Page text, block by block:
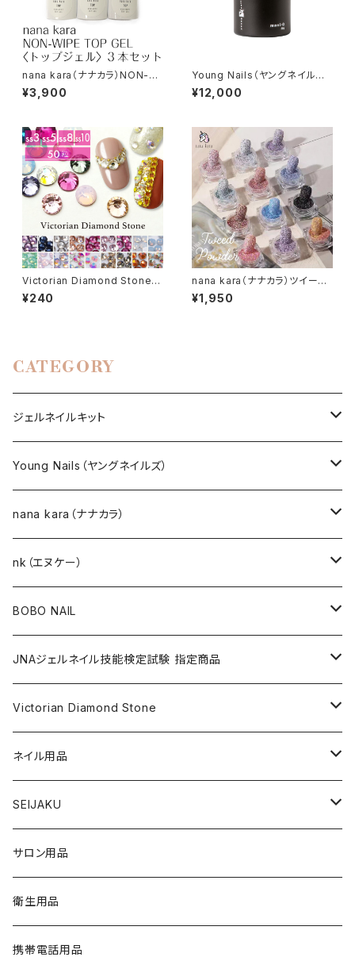
nana kara（ナナカラ）NON-WI
PE TOP GEL〈トップジェル〉3
本セット
¥3,900
Young Nails（ヤングネイルズ）
ManiQ Soft Nail Gel（マニキ
ュー）30g
¥12,000
Victorian Diamond Stone
（ヴィクトリアン ダイアモンド ス
トーン）50粒入り （カラー：019
¥240
nana kara（ナナカラ）ツイード
パウダー（選べる3個セット）
¥1,950
CATEGORY
ジェルネイルキット
選べるジェルネイルキット
ネイルアート作成キット
Young Nails（ヤングネイルズ）
BEST SELLERS（ベストセラー）
KITS（キット）
ACRYLIC（アクリル）
ACRYLIC POWDER（アクリルパウダー）
NAIL LIQUID（ネイルリキッド）
DIP & COLOR ACRYLIC POWDERS
DIP AND COLOR ACRYLIC POWDERS
KITS（キット）
GEL（ジェル）
SYNERGY GEL（シナジージェル）
PRECISION GEL APPLICATORS
ACCESSORIES（アクセサリー）
E-FILE & BITS（電子ファイルとビット）
DUST COLLECTOR（集塵機）
NAIL POLISH（ネイルポリッシュ）
YN NAIL POLISH（ネイルポリッシュ）
YN CONVERSIONS（別のヤングネイルズ）
NAIL ART（ネイルアート）
YN ART GLITTERS（アートグリッター）
YN ART MYLARS（アートマイラー）
PREPS & TREATMENTS
BRUSH CAP（ブラシキャップ）
nana kara（ナナカラ）
GEL NAIL
nana kara [3g] （ナナカラ）
nana kara petit [1g] （ナナカラ プチ）
フィルインジェル
クリアジェル
NAIL ART
ネイルパーツ
ネイルストーンパーツ
NAIL TIPS
NAIL TOOL
ブラシ
ネイルファイル
NAIL PREPS
LED/UVライト
nk（エヌケー）
GEL NAIL
3Dジェル
ベースジェル
NAIL ART
ネイルパーツ
パウダー
NAIL TOOL
フットファイル
NAIL PREPS
BOBO NAIL
セット
単品
JNAジェルネイル技能検定試験 指定商品
クリアジェル
カラージェル 赤指定色
Victorian Diamond Stone
50粒入り
1,440粒入り（大容量）
スノーフレイクシリーズ
ビジューシリーズ
ネイル用品
コリンスキー アクリルブラシ
浦和工業・ウラワ（URAWA）
スワロフスキー
Twinkle Cap（トゥインクルキャップ）
SEIJAKU
SHIRT
T-SHIRT
サロン用品
衛生用品
携帯電話用品